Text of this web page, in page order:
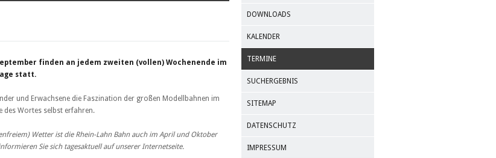
finden an jedem zweiten (vollen) Wochenende im
statt.
und Erwachsene die Faszination der großen Modellbahnen im
des Wortes selbst erfahren.
Wetter ist die Rhein-Lahn Bahn auch im April und Oktober
Sie sich tagesaktuell auf unserer Internetseite.
DOWNLOADS
KALENDER
TERMINE
SUCHERGEBNIS
SITEMAP
DATENSCHUTZ
IMPRESSUM